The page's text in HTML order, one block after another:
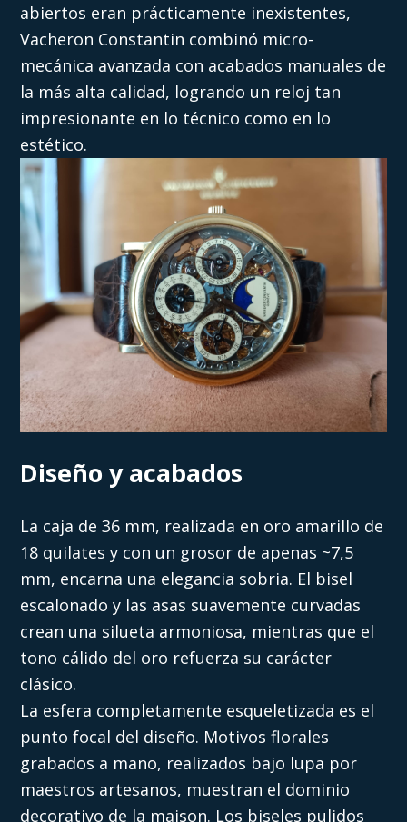
abiertos eran prácticamente inexistentes,
Vacheron Constantin combinó micro-
mecánica avanzada con acabados manuales de
la más alta calidad, logrando un reloj tan
impresionante en lo técnico como en lo
estético.
Diseño y acabados
La caja de 36 mm, realizada en oro amarillo de
18 quilates y con un grosor de apenas ~7,5
mm, encarna una elegancia sobria. El bisel
escalonado y las asas suavemente curvadas
crean una silueta armoniosa, mientras que el
tono cálido del oro refuerza su carácter
clásico.
La esfera completamente esqueletizada es el
punto focal del diseño. Motivos florales
grabados a mano, realizados bajo lupa por
maestros artesanos, muestran el dominio
decorativo de la maison. Los biseles pulidos